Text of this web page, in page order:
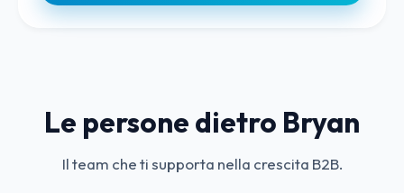
Le persone dietro Bryan
Il team che ti supporta nella crescita B2B.